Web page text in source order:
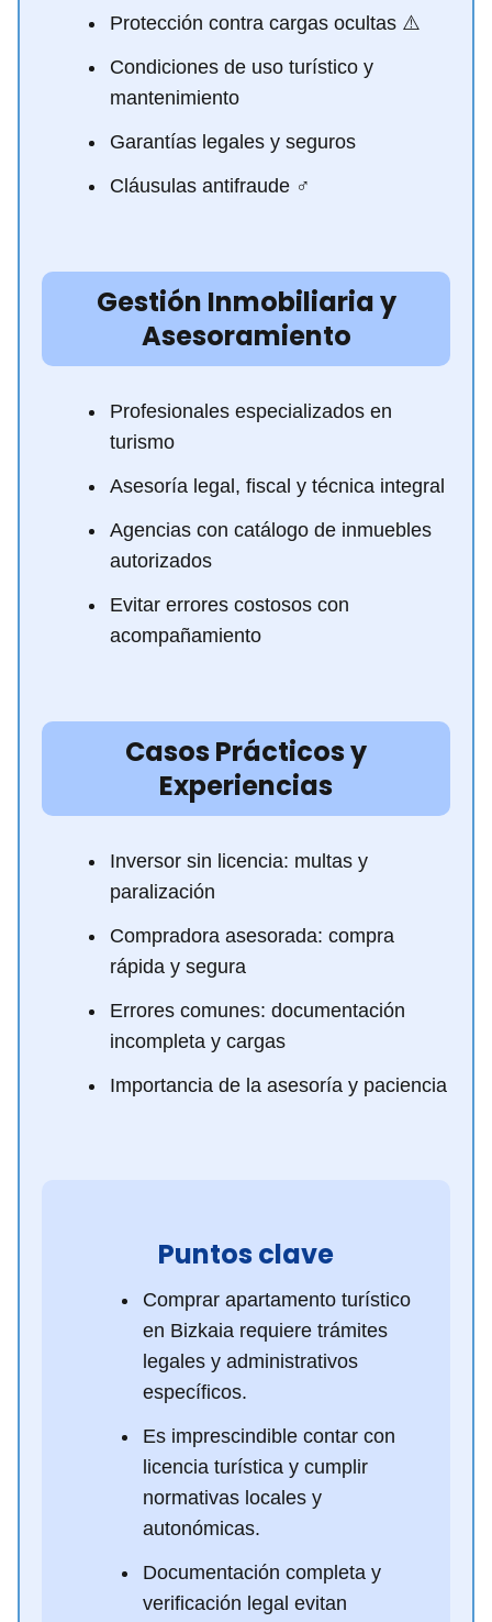
Protección contra cargas ocultas ⚠️
Condiciones de uso turístico y
mantenimiento
Garantías legales y seguros
Cláusulas antifraude ️‍♂️
Gestión Inmobiliaria y
Asesoramiento
Profesionales especializados en
turismo
Asesoría legal, fiscal y técnica integral
Agencias con catálogo de inmuebles
autorizados
Evitar errores costosos con
acompañamiento
Casos Prácticos y
Experiencias
Inversor sin licencia: multas y
paralización
Compradora asesorada: compra
rápida y segura
Errores comunes: documentación
incompleta y cargas
Importancia de la asesoría y paciencia
Puntos clave
Comprar apartamento turístico
en Bizkaia requiere trámites
legales y administrativos
específicos.
Es imprescindible contar con
licencia turística y cumplir
normativas locales y
autonómicas.
Documentación completa y
verificación legal evitan